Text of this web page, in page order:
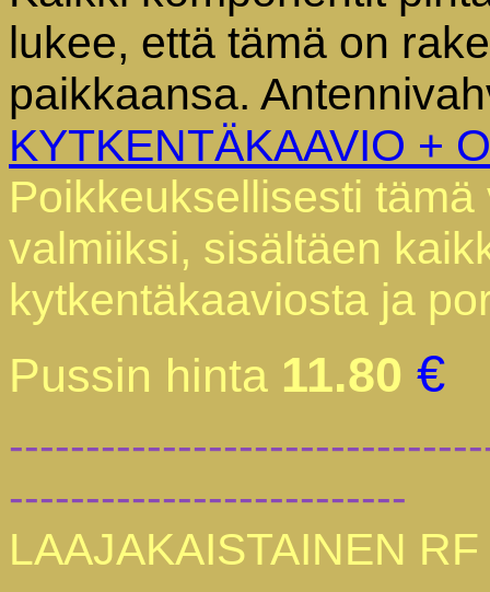
lukee, että tämä on
paikkaansa.
KYTKENTÄKAAVIO +
Poikkeuksellisesti
valmiiksi, sisältäen
kytkentäkaaviosta ja
Pussin hinta 11.80 €
--------------------------
LAAJAKAISTAINEN